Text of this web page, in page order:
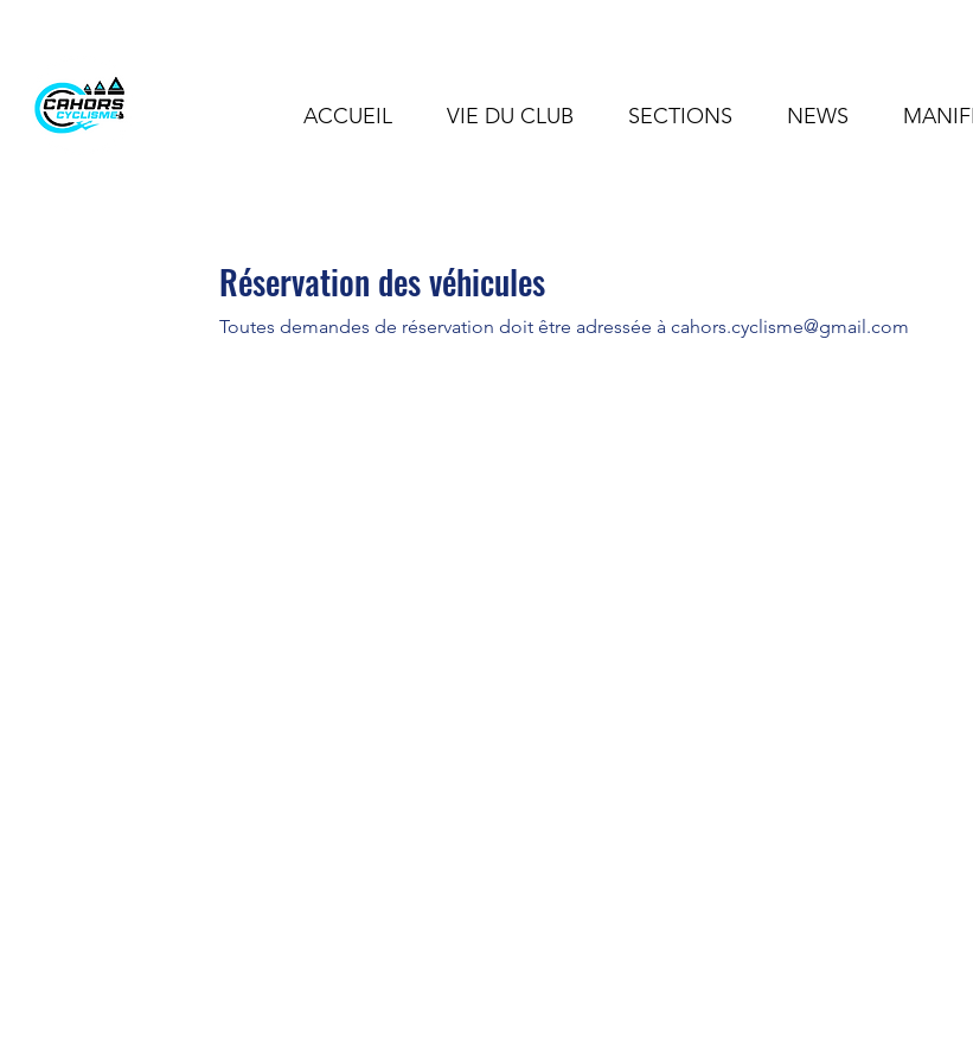
ACCUEIL VIE DU CLUB SECTIONS NEWS
Réservation des véhicules
Toutes demandes de réservation doit être adressée à cahors.cyclisme@gmail.com